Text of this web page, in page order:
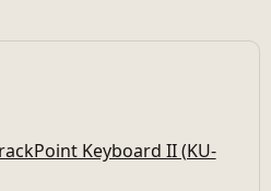
Keyboard II (KU-